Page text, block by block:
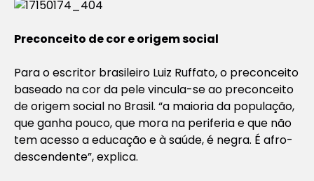
Preconceito de cor e origem social
Para o escritor brasileiro Luiz Ruffato, o preconceito
baseado na cor da pele vincula-se ao preconceito
de origem social no Brasil. “a maioria da população,
que ganha pouco, que mora na periferia e que não
tem acesso a educação e à saúde, é negra. É afro-
descendente”, explica.